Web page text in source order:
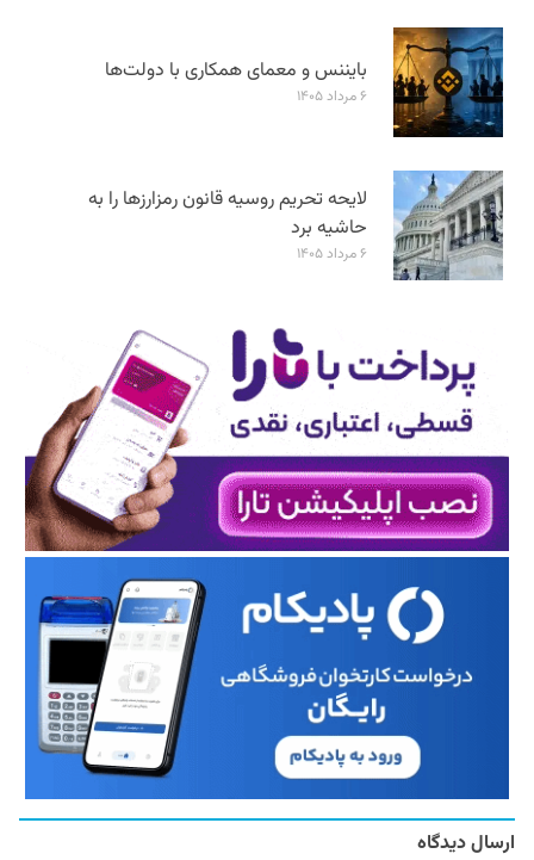
بایننس و معمای همکاری با دولت‌ها
۶ مرداد ۱۴۰۵
لایحه تحریم روسیه قانون رمزارزها را به
حاشیه برد
۶ مرداد ۱۴۰۵
ارسال دیدگاه